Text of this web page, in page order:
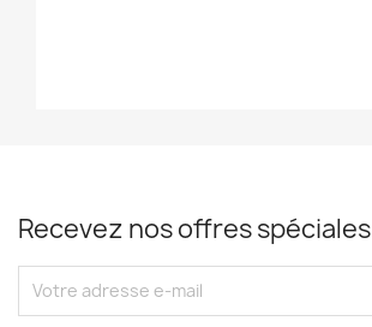
Recevez nos offres spéciales